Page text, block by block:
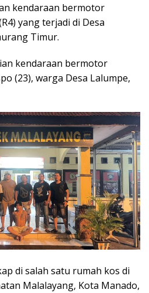
kendaraan bermotor
yang terjadi di Desa
Timur.
kendaraan bermotor
(23), warga Desa Lalumpe,
di salah satu rumah kos di
Malalayang, Kota Manado,